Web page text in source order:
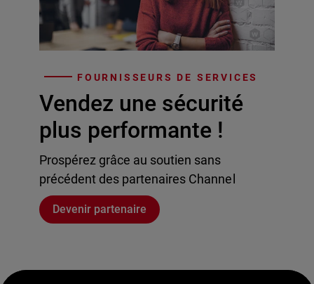
FOURNISSEURS DE SERVICES
Vendez une sécurité
plus performante !
Prospérez grâce au soutien sans
précédent des partenaires Channel
Devenir partenaire